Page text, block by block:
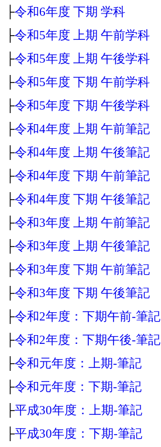
├令和6年度 下期 学科
├令和5年度 上期 午前学科
├令和5年度 上期 午後学科
├令和5年度 下期 午前学科
├令和5年度 下期 午後学科
├令和4年度 上期 午前筆記
├令和4年度 上期 午後筆記
├令和4年度 下期 午前筆記
├令和4年度 下期 午後筆記
├令和3年度 上期 午前筆記
├令和3年度 上期 午後筆記
├令和3年度 下期 午前筆記
├令和3年度 下期 午後筆記
├令和2年度：下期午前‐筆記
├令和2年度：下期午後‐筆記
├令和元年度：上期‐筆記
├令和元年度：下期‐筆記
├平成30年度：上期‐筆記
├平成30年度：下期‐筆記